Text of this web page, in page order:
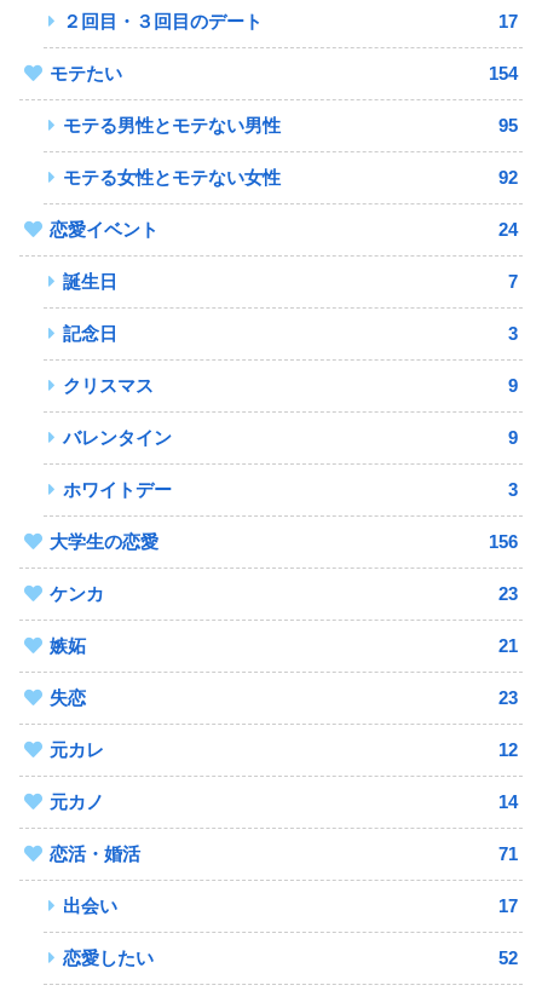
２回目・３回目のデート 17
モテたい 154
モテる男性とモテない男性 95
モテる女性とモテない女性 92
恋愛イベント 24
誕生日 7
記念日 3
クリスマス 9
バレンタイン 9
ホワイトデー 3
大学生の恋愛 156
ケンカ 23
嫉妬 21
失恋 23
元カレ 12
元カノ 14
恋活・婚活 71
出会い 17
恋愛したい 52